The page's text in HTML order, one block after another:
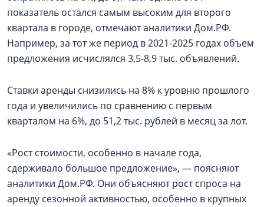
показатель остался самым высоким для второго
квартала в городе, отмечают аналитики Дом.РФ.
Например, за тот же период в 2021-2025 годах объем
предложения исчислялся 3,5-8,9 тыс. объявлений.
Ставки аренды снизились на 8% к уровню прошлого
года и увеличились по сравнению с первым
кварталом на 6%, до 51,2 тыс. рублей в месяц за лот.
«Рост стоимости, особенно в начале года,
сдерживало большое предложение», — поясняют
аналитики Дом.РФ. Они объясняют рост спроса на
аренду сезонной активностью, особенно в крупных